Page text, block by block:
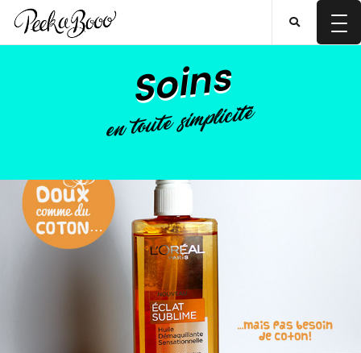
Soins
en toute simplicité